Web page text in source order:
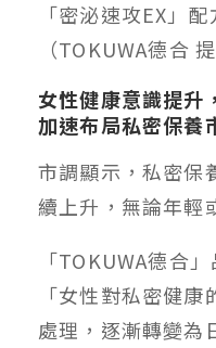
「密泌速攻EX」
（TOKUWA德合 提
女性健康意識提升
加速布局私密保養
市調顯示，私密保
續上升，無論年輕
「TOKUWA德合
「女性對私密健
處理，逐漸轉變為